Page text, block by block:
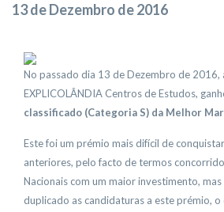
13 de Dezembro de 2016
No passado dia 13 de Dezembro de 2016,
EXPLICOLÂNDIA Centros de Estudos,
classificado (Categoria S) da Melhor
Este foi um prémio mais difícil de
anteriores, pelo facto de termos
Nacionais com um maior investimento,
duplicado as candidaturas a este prémio, o